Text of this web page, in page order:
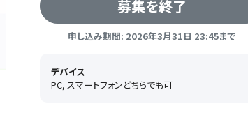
募集を終了
申し込み期間: 2026年3月31日 23:45まで
デバイス
PC, スマートフォンどちらでも可